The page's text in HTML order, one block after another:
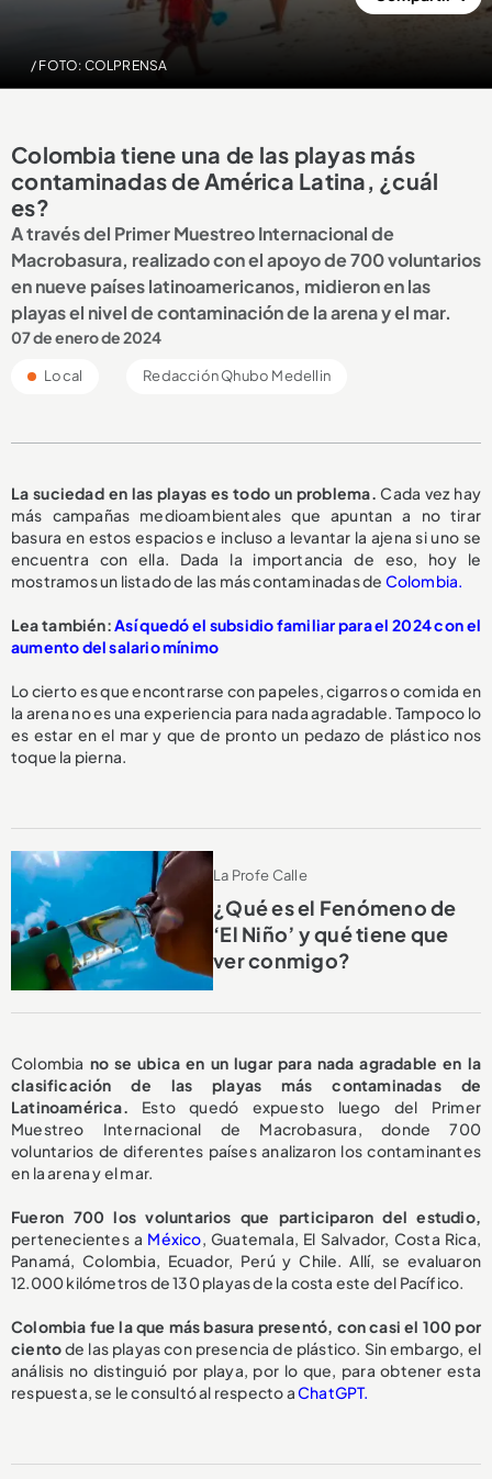
/ FOTO: COLPRENSA
Colombia tiene una de las playas más
contaminadas de América Latina, ¿cuál
es?
A través del Primer Muestreo Internacional de
Macrobasura, realizado con el apoyo de 700 voluntarios
en nueve países latinoamericanos, midieron en las
playas el nivel de contaminación de la arena y el mar.
07 de enero de 2024
Local Redacción Qhubo Medellin
La suciedad en las playas es todo un problema.Cada vez hay
más campañas medioambientales que apuntan a no tirar
basura en estos espacios e incluso a levantar la ajena si uno se
encuentra con ella. Dada la importancia de eso, hoy le
mostramos un listado de las más contaminadas de Colombia.
Lea también:Así quedó el subsidio familiar para el 2024 con el
aumento del salario mínimo
Lo cierto es que encontrarse con papeles, cigarros o comida en
la arena no es una experiencia para nada agradable. Tampoco lo
es estar en el mar y que de pronto un pedazo de plástico nos
toque la pierna.
La Profe Calle
¿Qué es el Fenómeno de
‘El Niño’ y qué tiene que
ver conmigo?
Colombia no se ubica en un lugar para nada agradable en la
clasificación de las playas más contaminadas de
Latinoamérica. Esto quedó expuesto luego del Primer
Muestreo Internacional de Macrobasura, donde 700
voluntarios de diferentes países analizaron los contaminantes
en la arena y el mar.
Fueron 700 los voluntarios que participaron del estudio,
pertenecientes a México, Guatemala, El Salvador, Costa Rica,
Panamá, Colombia, Ecuador, Perú y Chile. Allí, se evaluaron
12.000 kilómetros de 130 playas de la costa este del Pacífico.
Colombia fue la que más basura presentó, con casi el 100 por
cientode las playas con presencia de plástico. Sin embargo, el
análisis no distinguió por playa, por lo que, para obtener esta
respuesta, se le consultó al respecto aChatGPT.